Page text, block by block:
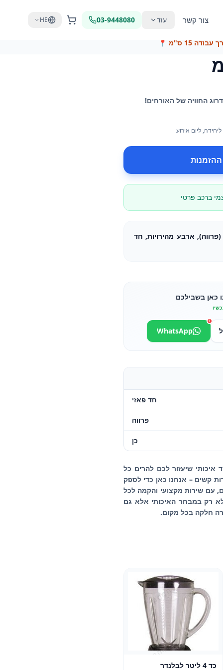
03-9448080
HE צור קשר עוד
15 ס"מ 📍
ליחידה, ליום אירוע
ברכב פרטי
אורך עבודה 15 ס"מ (פרווה), ארבע מהירויות, חד
כאן בשבילכם
WhatsApp
1
חד פאזי
פרווה
כן
איכותי שיעזור לכם להרים כל
קשים – אנחנו כאן כדי לספק
ציוד לאירועים, עם שירות מקצועי והקמה לכל
לא רק במבחר האיכותי אלא גם
חלקה בכל מקום.
כד 4 ליטר לבלנדר